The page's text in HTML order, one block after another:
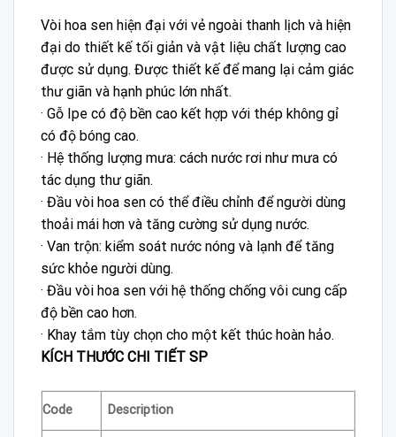
Vòi hoa sen hiện đại với vẻ ngoài thanh lịch và hiện
đại do thiết kế tối giản và vật liệu chất lượng cao
được sử dụng. Được thiết kế để mang lại cảm giác
thư giãn và hạnh phúc lớn nhất.
· Gỗ Ipe có độ bền cao kết hợp với thép không gỉ
có độ bóng cao.
· Hệ thống lượng mưa: cách nước rơi như mưa có
tác dụng thư giãn.
· Đầu vòi hoa sen có thể điều chỉnh để người dùng
thoải mái hơn và tăng cường sử dụng nước.
· Van trộn: kiểm soát nước nóng và lạnh để tăng
sức khỏe người dùng.
· Đầu vòi hoa sen với hệ thống chống vôi cung cấp
độ bền cao hơn.
· Khay tắm tùy chọn cho một kết thúc hoàn hảo.
KÍCH THƯỚC CHI TIẾT SP
Code Description